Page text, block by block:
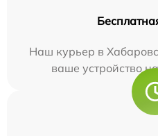
Наш курьер в
ваше устройство